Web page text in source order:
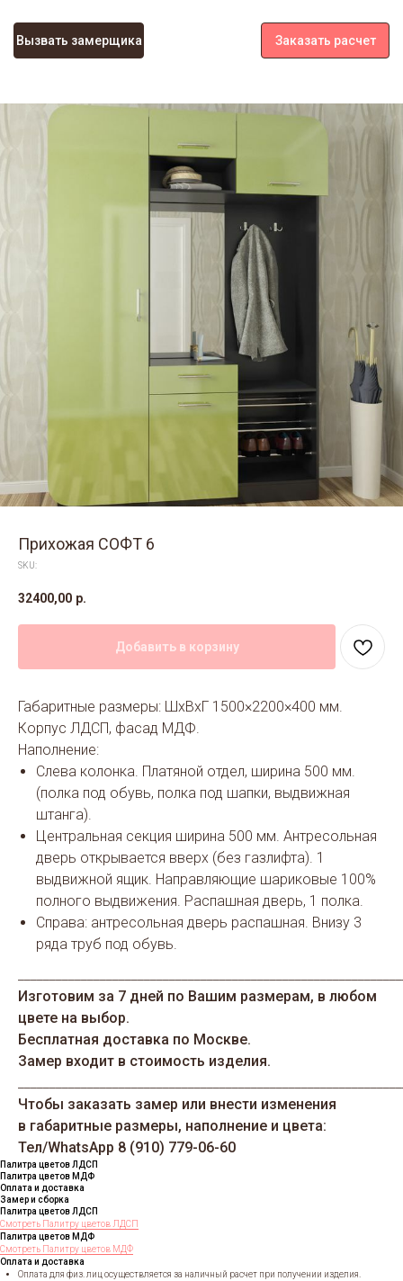
Заказать расчет
Вызвать замерщика
Прихожая СОФТ 6
SKU:
32400,00 р.
Добавить в корзину
Габаритные размеры: ШхВхГ 1500×2200×400 мм.
Корпус ЛДСП, фасад МДФ.
Наполнение:
Слева колонка. Платяной отдел, ширина 500 мм.
(полка под обувь, полка под шапки, выдвижная
штанга).
Центральная секция ширина 500 мм. Антресольная
дверь открывается вверх (без газлифта). 1
выдвижной ящик. Направляющие шариковые 100%
полного выдвижения. Распашная дверь, 1 полка.
Справа: антресольная дверь распашная. Внизу 3
ряда труб под обувь.
Изготовим за 7 дней по Вашим размерам, в любом
цвете на выбор.
Бесплатная доставка по Москве.
Замер входит в стоимость изделия.
Чтобы заказать замер или внести изменения
в габаритные размеры, наполнение и цвета:
Тел/WhatsАрp 8 (910) 779-06-60
Палитра цветов ЛДСП
Палитра цветов МДФ
Оплата и доставка
Замер и сборка
Палитра цветов ЛДСП
Смотреть Палитру цветов ЛДСП
Палитра цветов МДФ
Смотреть Палитру цветов МДФ
Оплата и доставка
Оплата для физ. лиц осуществляется за наличный расчет при получении изделия.